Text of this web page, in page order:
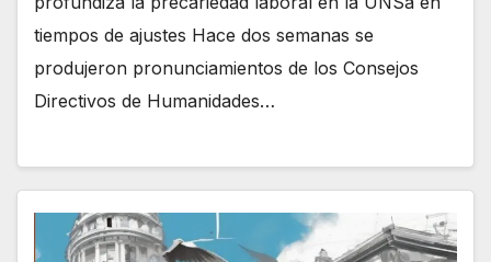
tiempos de ajustes Hace dos semanas se
produjeron pronunciamientos de los Consejos
Directivos de Humanidades…